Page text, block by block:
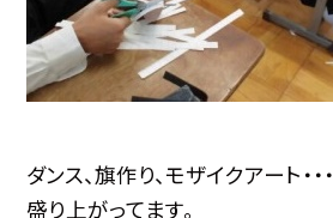
ダンス、旗作り、モザイクアート・・・
盛り上がってます。